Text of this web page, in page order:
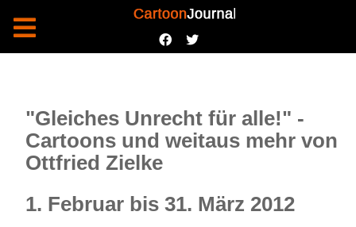
"Gleiches Unrecht für alle!" -
Cartoons und weitaus mehr von
Ottfried Zielke
1. Februar bis 31. März 2012